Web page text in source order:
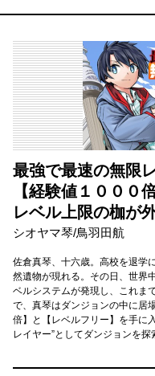
最強で最速の無限
【経験値１０００
レベル上限の枷が
シオヤマ琴/鳥羽田航
佐倉真琴、十六歳。高校を退学
然遺物が現れる。その日、世界
ベルシステムが発現し、これま
で、真琴はダンジョンの中に居
倍】と【レベルフリー】を手に
レイヤー”としてダンジョンを探